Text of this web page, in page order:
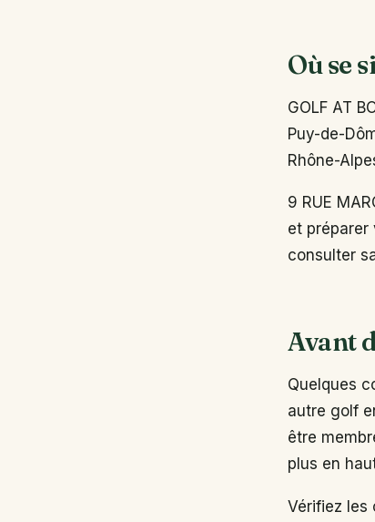
Où se
GOLF AT
Puy-de-
Rhône-
9 RUE
et
consulter
Avant
Quelques
autre golf
être
plus en
Vérifiez les